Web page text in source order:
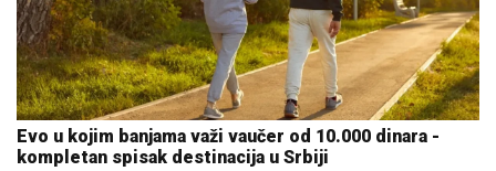
Evo u kojim banjama važi vaučer od 10.000 dinara -
kompletan spisak destinacija u Srbiji